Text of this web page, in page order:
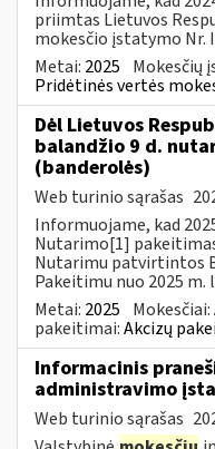
priimtas Lietuvos
mokesčio įstatymo Nr.
Metai: 2025 Mokesčių
Pridėtinės vertės
Dėl Lietuvos
balandžio 9 d.
(banderolės)
Web turinio sąrašas
Informuojame, kad
Nutarimo[1]
Nutarimu patvirtintos
Pakeitimu nuo 2025 m.
Metai: 2025 Mokesčiai:
pakeitimai:Akcizų
Informacinis
administravimo
Web turinio sąrašas